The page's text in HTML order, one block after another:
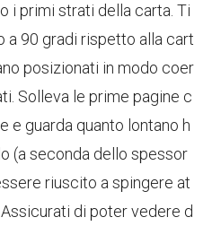
i primi strati della carta. Ti
a 90 gradi rispetto alla cart
posizionati in modo coer
Solleva le prime pagine c
e guarda quanto lontano h
(a seconda dello spessor
riuscito a spingere at
di poter vedere d